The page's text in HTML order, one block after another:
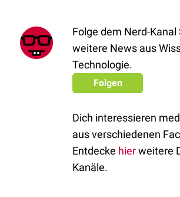
Folge dem Nerd-Kanal
weitere News aus
Technologie.
Folgen
Dich interessieren
aus verschiedenen
Entdecke hierweitere
Kanäle.